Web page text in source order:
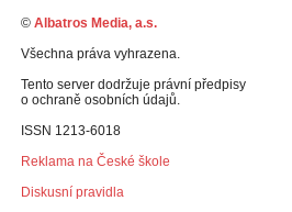
© Albatros Media, a.s.
Všechna práva vyhrazena.
Tento server dodržuje právní předpisy
o ochraně osobních údajů.
ISSN 1213-6018
Reklama na České škole
Diskusní pravidla